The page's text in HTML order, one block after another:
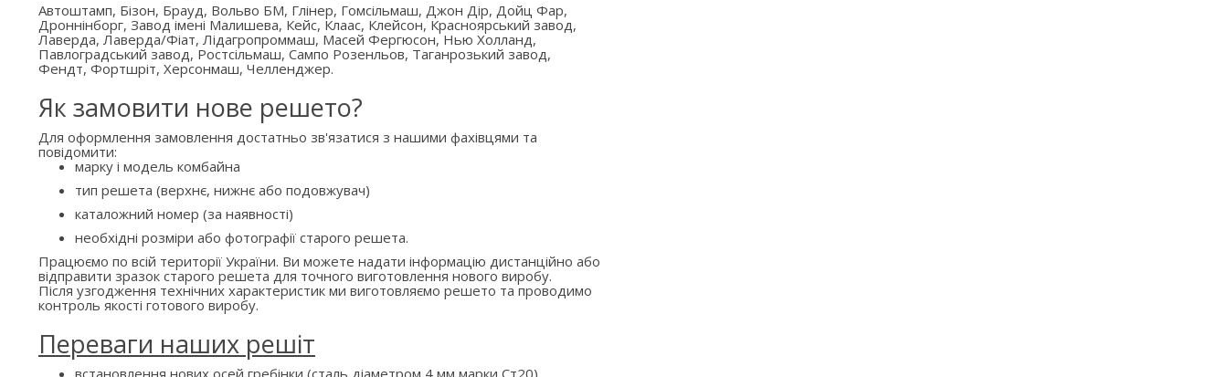
Автоштамп, Бізон, Брауд, Вольво БМ, Глінер, Гомсільмаш, Джон Дір, Дойц Фар,
Дроннінборг, Завод імені Малишева, Кейс, Клаас, Клейсон, Красноярський завод,
Лаверда, Лаверда/Фіат, Лідагропроммаш, Масей Фергюсон, Нью Холланд,
Павлоградський завод, Ростсільмаш, Сампо Розенльов, Таганрозький завод,
Фендт, Фортшріт, Херсонмаш, Челленджер.
Як замовити нове решето?
Для оформлення замовлення достатньо зв'язатися з нашими фахівцями та
повідомити:
марку і модель комбайна
тип решета (верхнє, нижнє або подовжувач)
каталожний номер (за наявності)
необхідні розміри або фотографії старого решета.
Працюємо по всій території України. Ви можете надати інформацію дистанційно або
відправити зразок старого решета для точного виготовлення нового виробу.
Після узгодження технічних характеристик ми виготовляємо решето та проводимо
контроль якості готового виробу.
Переваги наших решіт
встановлення нових осей гребінки (сталь діаметром 4 мм марки Ст20)